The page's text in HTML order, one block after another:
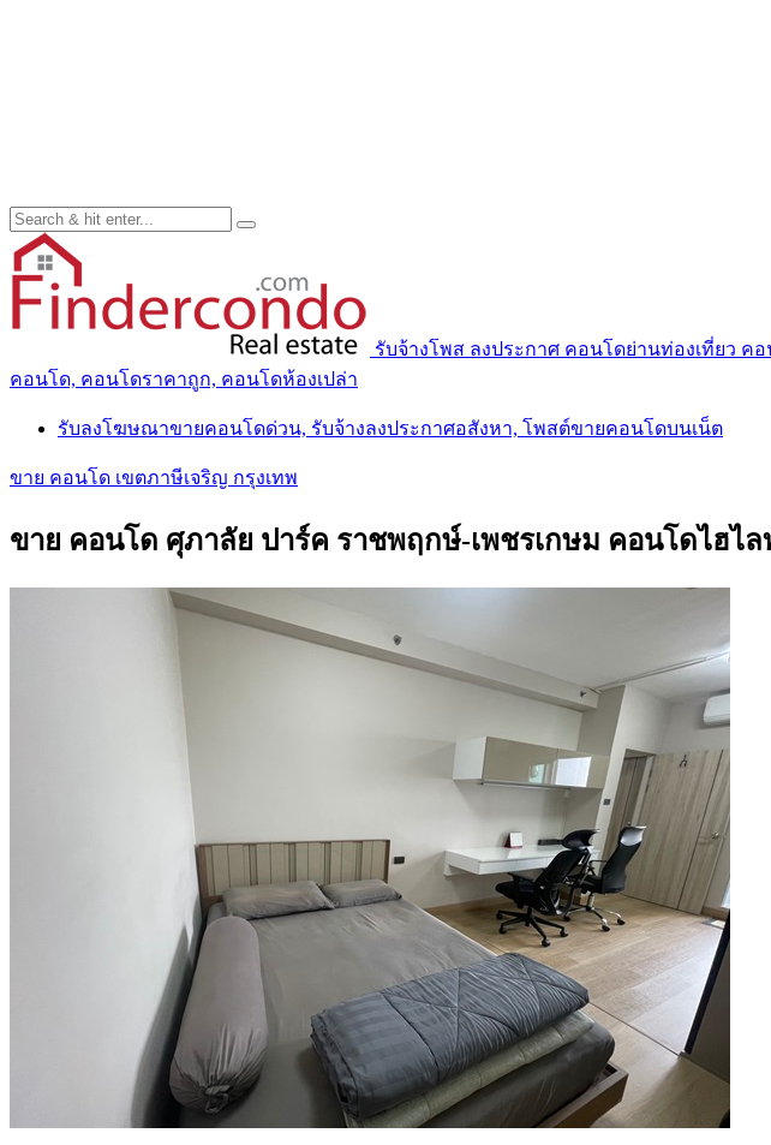
รับจ้างโพส ลงประกาศ คอนโดย่านท่องเที่ยว ค
คอนโด, คอนโดราคาถูก, คอนโดห้องเปล่า
รับลงโฆษณาขายคอนโดด่วน, รับจ้างลงประกาศอสังหา, โพสต์ขายคอนโดบนเน็ต
ขาย คอนโด เขตภาษีเจริญ กรุงเทพ
ขาย คอนโด ศุภาลัย ปาร์ค ราชพฤกษ์-เพชรเกษม คอนโดไฮไล